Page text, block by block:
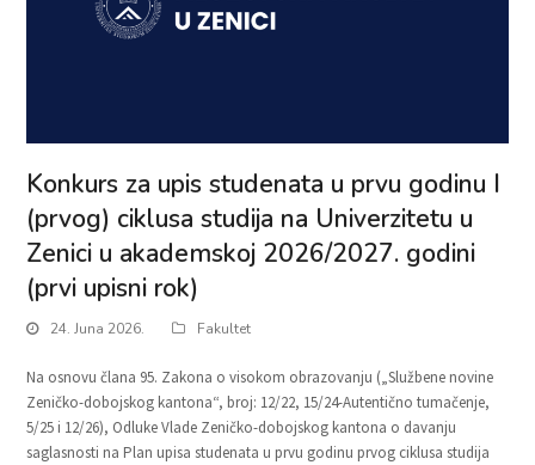
Konkurs za upis studenata u prvu godinu I
(prvog) ciklusa studija na Univerzitetu u
Zenici u akademskoj 2026/2027. godini
(prvi upisni rok)
24. Juna 2026. Fakultet
Na osnovu člana 95. Zakona o visokom obrazovanju („Službene novine
Zeničko-dobojskog kantona“, broj: 12/22, 15/24-Autentično tumačenje,
5/25 i 12/26), Odluke Vlade Zeničko-dobojskog kantona o davanju
saglasnosti na Plan upisa studenata u prvu godinu prvog ciklusa studija